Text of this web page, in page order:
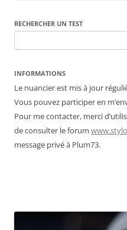
RECHERCHER UN TEST
INFORMATIONS
Le nuancier est mis à jour
Vous pouvez participer en
Pour me contacter, merci
de consulter le forum
message privé à Plum73.